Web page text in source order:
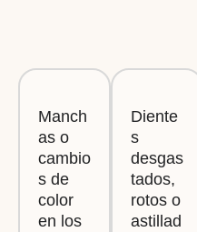
Manch
as o
cambio
s de
color
en los
Diente
s
desgas
tados,
rotos o
astillad